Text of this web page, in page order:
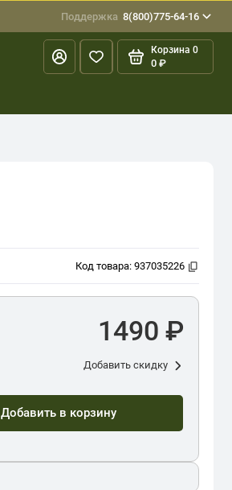
Поддержка 8(800)775-64-16
Корзина 0
0 ₽
Код товара: 937035226
1490 ₽
Добавить скидку
Добавить в корзину